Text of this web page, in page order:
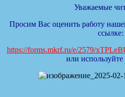
Уважаемые
Просим Вас оценить работу
ссылке:
https://forms.mkrf.ru/e/2579/
или